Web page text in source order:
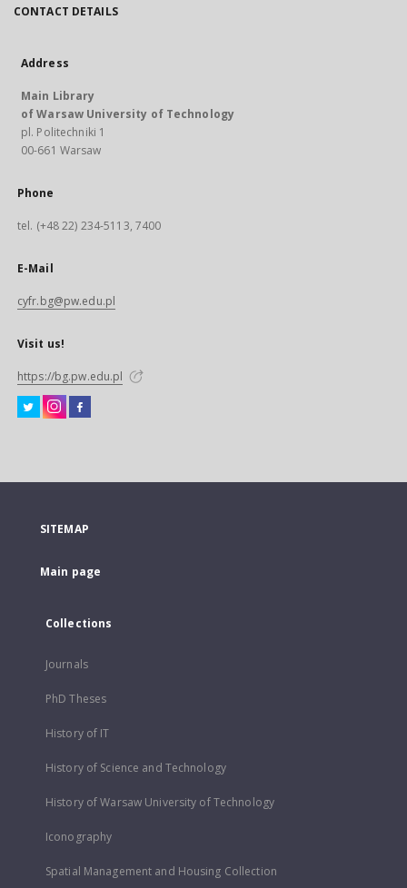
CONTACT DETAILS
Address
Main Library
of Warsaw University of Technology
pl. Politechniki 1
00-661 Warsaw
Phone
tel. (+48 22) 234-5113, 7400
E-Mail
cyfr.bg@pw.edu.pl
Visit us!
https://bg.pw.edu.pl
SITEMAP
Main page
Collections
Journals
PhD Theses
History of IT
History of Science and Technology
History of Warsaw University of Technology
Iconography
Spatial Management and Housing Collection